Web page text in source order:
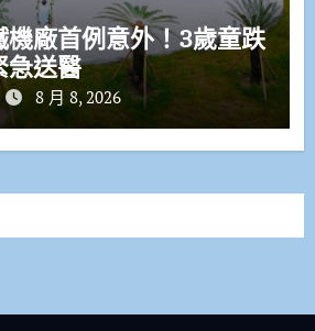
機廠首例意外！3歲童跌
急送醫
8 月 8, 2026